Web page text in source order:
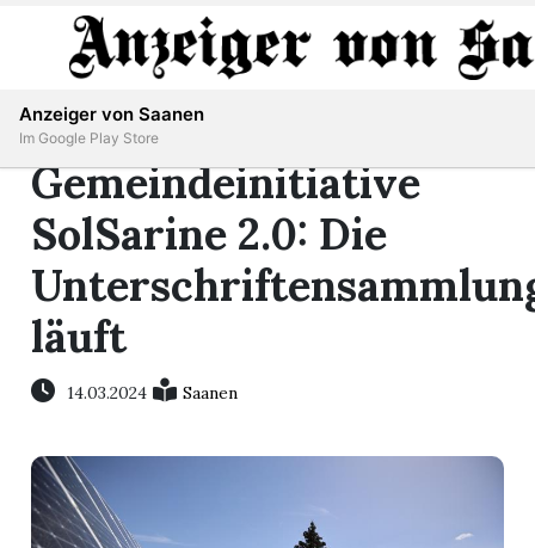
Events
Abonnieren Anmelden
Gemeindeinitiative
SolSarine 2.0: Die
läuft
14.03.2024 Saanen
Anzeiger von Saanen
Im Google Play Store